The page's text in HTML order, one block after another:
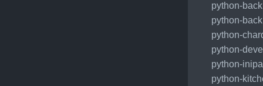
python-
python-
python-
python-
python-
python-